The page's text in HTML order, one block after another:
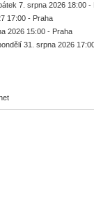
7. srpna 2026 18:00 -
17:00 - Praha
2026 15:00 - Praha
31. srpna 2026